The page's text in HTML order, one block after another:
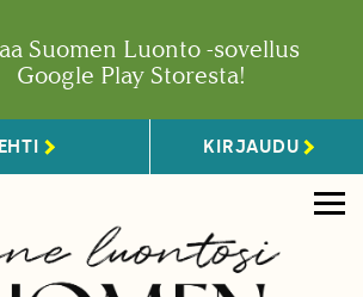
Suomen Luonto -sovellus
Google Play Storesta!
KIRJAUDU